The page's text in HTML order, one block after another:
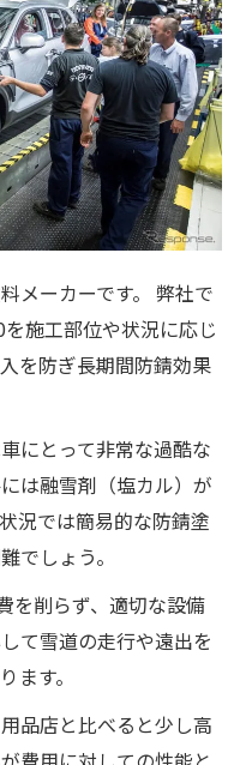
メーカーです。 弊社で
施工部位や状況に応じ
を防ぎ長期間防錆効果
にとって非常な過酷な
は融雪剤（塩カル）が
況では簡易的な防錆塗
でしょう。
を削らず、適切な設備
て雪道の走行や遠出を
ます。
品店と比べると少し高